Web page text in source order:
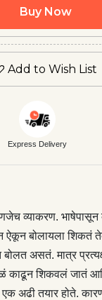
Buy Now
Add to Wish List
Express Delivery
व्याकरण.
बोलायला शिकतं
बोलत असतं. मात्र
काढून शिकवलं जातं
एक अढी तयार होते.